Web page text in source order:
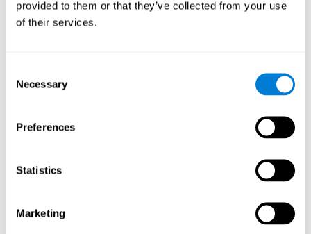
provided to them or that they’ve collected from your use
of their services.
Selection
Necessary
Preferences
Statistics
Marketing
Flexibilidad cognitiva:
estrategia de juego a estas nuevas situaciones cambiantes e
inesperadas. Al practicar este ejercicio mental estamos
habilidad cognitiva se relaciona con la inteligencia fluida y la
destreza para resolver problemas nuevos de una forma
permite darnos cuenta de que lo que estamos haciendo no
funciona, o ha dejado de funcionar, y nos ayuda a reajustar
adaptarnos de forma adecuada a las nuevas situaciones. La
flexibilidad cognitiva nos ayuda a ser mas efectivos en todos